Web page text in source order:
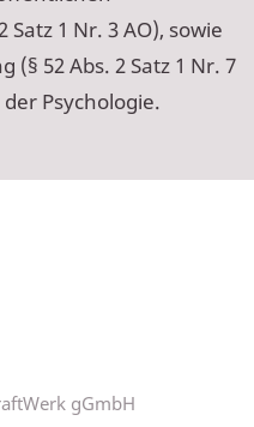
1 Nr. 3 AO), sowie
(§ 52 Abs. 2 Satz 1 Nr. 7
Psychologie.
gGmbH